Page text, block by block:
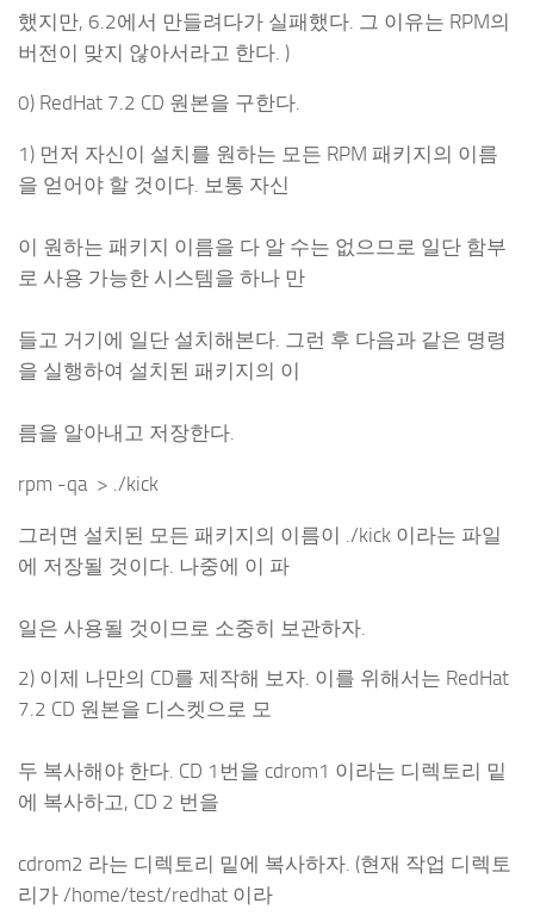
했지만, 6.2에서 만들려다가 실패했다. 그 이유는 RPM의
버전이 맞지 않아서라고 한다. )
0) RedHat 7.2 CD 원본을 구한다.
1) 먼저 자신이 설치를 원하는 모든 RPM 패키지의 이름
을 얻어야 할 것이다. 보통 자신
이 원하는 패키지 이름을 다 알 수는 없으므로 일단 함부
로 사용 가능한 시스템을 하나 만
들고 거기에 일단 설치해본다. 그런 후 다음과 같은 명령
을 실행하여 설치된 패키지의 이
름을 알아내고 저장한다.
rpm -qa > ./kick
그러면 설치된 모든 패키지의 이름이 ./kick 이라는 파일
에 저장될 것이다. 나중에 이 파
일은 사용될 것이므로 소중히 보관하자.
2) 이제 나만의 CD를 제작해 보자. 이를 위해서는 RedHat
7.2 CD 원본을 디스켓으로 모
두 복사해야 한다. CD 1번을 cdrom1 이라는 디렉토리 밑
에 복사하고, CD 2 번을
cdrom2 라는 디렉토리 밑에 복사하자. (현재 작업 디렉토
리가 /home/test/redhat 이라